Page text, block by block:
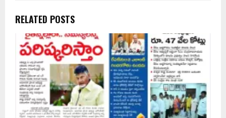
RELATED POSTS